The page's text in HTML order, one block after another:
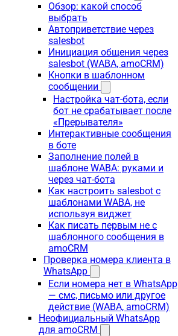
Обзор: какой способ
выбрать
Автоприветствие через
salesbot
Инициация общения через
salesbot (WABA, amoCRM)
Кнопки в шаблонном
сообщении
Настройка чат-бота, если
бот не срабатывает после
«Прерывателя»
Интерактивные сообщения
в боте
Заполнение полей в
шаблоне WABA: руками и
через чат-бота
Как настроить salesbot с
шаблонами WABA, не
используя виджет
Как писать первым не с
шаблонного сообщения в
amoCRM
Проверка номера клиента в
WhatsApp
Если номера нет в WhatsApp
— смс, письмо или другое
действие (WABA, amoCRM)
Неофициальный WhatsApp
для amoCRM